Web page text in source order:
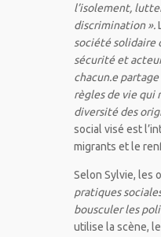
l’isolement,
discrimination ».
société solidaire
sécurité et
chacun.e
règles de vie qui
diversité des
social visé est
migrants et le
Selon Sylvie, les
pratiques
bousculer les
utilise la scène,